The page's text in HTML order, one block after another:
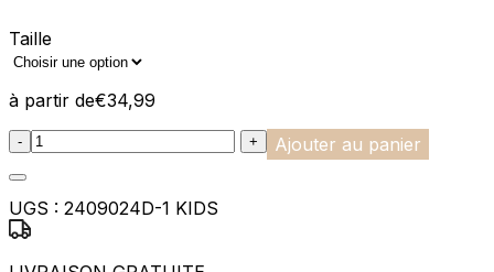
Taille
à partir de€34,99
:product_name quantity
- + Ajouter au panier
UGS : 2409024D-1 KIDS